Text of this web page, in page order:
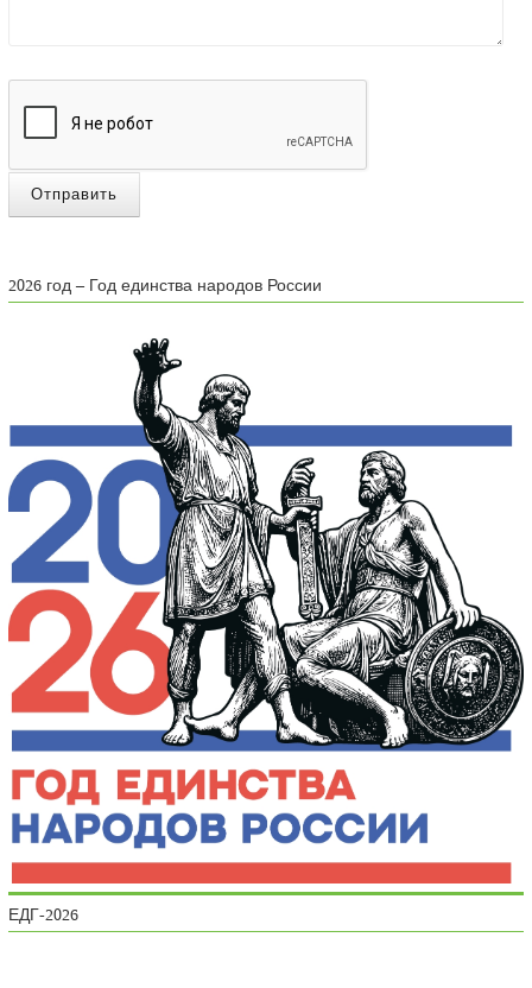
Отправить
2026 год – Год единства народов России
ЕДГ-2026